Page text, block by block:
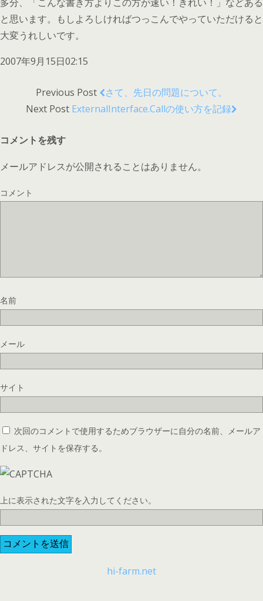
と思います。もしよろしければつっこんでやっていただけると
大変うれしいです。
2007年9月15日02:15
Previous Post
さて、先日の問題について。
Next Post ExternalInterface.callの使い方を記録
コメントを残す
メールアドレスが公開されることはありません。
コメント
名前
メール
サイト
次回のコメントで使用するためブラウザーに自分の名前、メールア
ドレス、サイトを保存する。
上に表示された文字を入力してください。
hi-farm.net